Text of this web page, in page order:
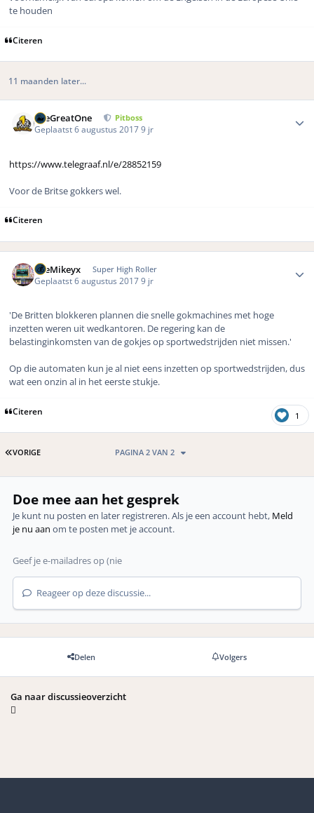
te houden
Citeren
11 maanden later...
TheGreatOne Pitboss
Geplaatst6 augustus 20179 jr
https://www.telegraaf.nl/e/28852159
Voor de Britse gokkers wel.
Citeren
TheMikeyx Super High Roller
Geplaatst6 augustus 20179 jr
'De Britten blokkeren plannen die snelle gokmachines met hoge
inzetten weren uit wedkantoren. De regering kan de
belastinginkomsten van de gokjes op sportwedstrijden niet missen.'
Op die automaten kun je al niet eens inzetten op sportwedstrijden, dus
wat een onzin al in het eerste stukje.
Citeren 1
EERSTE PAGINA
VORIGE PAGINA 2 VAN 2
Doe mee aan het gesprek
Je kunt nu posten en later registreren. Als je een account hebt, Meld
je nu aan om te posten met je account.
Reageer op deze discussie...
Delen Volgers
Ga naar discussieoverzicht